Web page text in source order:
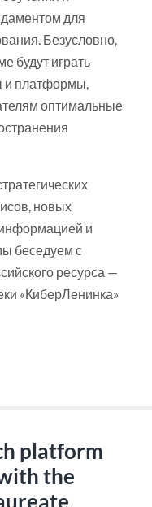
для
Безусловно,
будут играть
и платформы,
оптимальные
новых
и
беседуем с
ресурса —
«КиберЛенинка»
platform
the